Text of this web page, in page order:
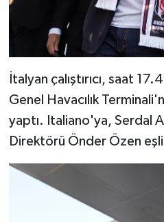
İtalyan çalıştırıcı, saat
Genel Havacılık
yaptı. Italiano'ya, Serdal
Direktörü Önder Özen